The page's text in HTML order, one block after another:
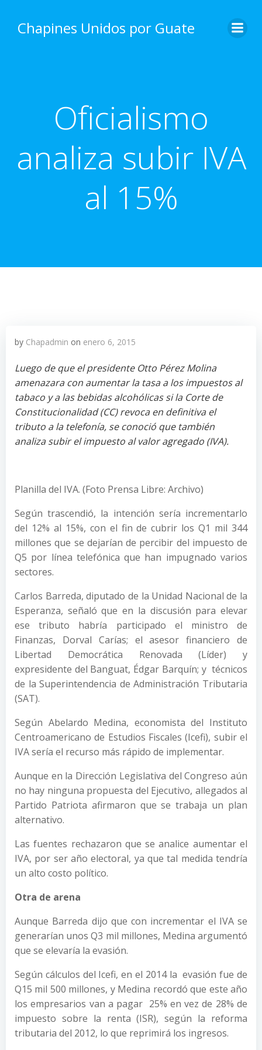
content
Chapines Unidos por Guate
Oficialismo
analiza subir IVA
al 15%
by Chapadmin on enero 6, 2015
Luego de que el presidente Otto Pérez Molina
amenazara con aumentar la tasa a los impuestos al
tabaco y a las bebidas alcohólicas si la Corte de
Constitucionalidad (CC) revoca en definitiva el
tributo a la telefonía, se conoció que también
analiza subir el impuesto al valor agregado (IVA).
Planilla del IVA. (Foto Prensa Libre: Archivo)
Según trascendió, la intención sería incrementarlo
del 12% al 15%, con el fin de cubrir los Q1 mil 344
millones que se dejarían de percibir del impuesto de
Q5 por línea telefónica que han impugnado varios
sectores.
Carlos Barreda, diputado de la Unidad Nacional de la
Esperanza, señaló que en la discusión para elevar
ese tributo habría participado el ministro de
Finanzas, Dorval Carías; el asesor financiero de
Libertad Democrática Renovada (Líder) y
expresidente del Banguat, Édgar Barquín; y técnicos
de la Superintendencia de Administración Tributaria
(SAT).
Según Abelardo Medina, economista del Instituto
Centroamericano de Estudios Fiscales (Icefi), subir el
IVA sería el recurso más rápido de implementar.
Aunque en la Dirección Legislativa del Congreso aún
no hay ninguna propuesta del Ejecutivo, allegados al
Partido Patriota afirmaron que se trabaja un plan
alternativo.
Las fuentes rechazaron que se analice aumentar el
IVA, por ser año electoral, ya que tal medida tendría
un alto costo político.
Otra de arena
Aunque Barreda dijo que con incrementar el IVA se
generarían unos Q3 mil millones, Medina argumentó
que se elevaría la evasión.
Según cálculos del Icefi, en el 2014 la evasión fue de
Q15 mil 500 millones, y Medina recordó que este año
los empresarios van a pagar 25% en vez de 28% de
impuesto sobre la renta (ISR), según la reforma
tributaria del 2012, lo que reprimirá los ingresos.